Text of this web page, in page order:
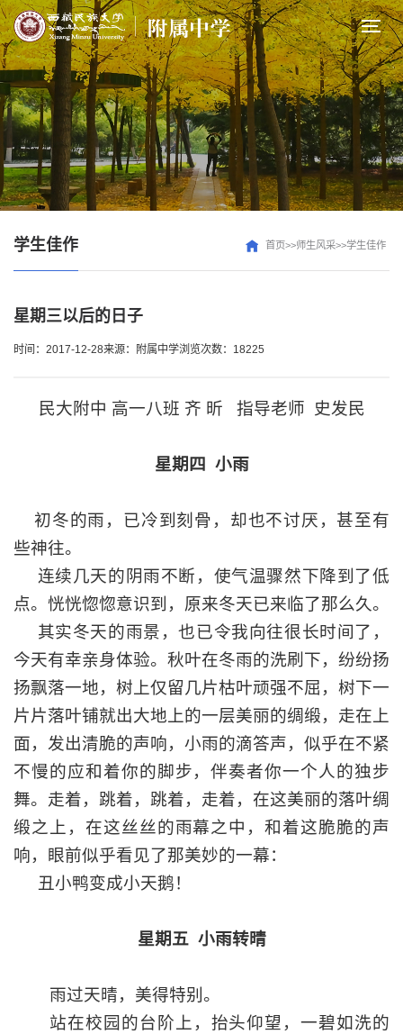
学生佳作 首页>>师生风采>>学生佳作
星期三以后的日子
时间：2017-12-28来源：附属中学浏览次数：18225
民大附中 高一八班 齐 昕 指导老师 史发民
星期四 小雨
初冬的雨，已冷到刻骨，却也不讨厌，甚至有
些神往。
连续几天的阴雨不断，使气温骤然下降到了低
点。恍恍惚惚意识到，原来冬天已来临了那么久。
其实冬天的雨景，也已令我向往很长时间了，
今天有幸亲身体验。秋叶在冬雨的洗刷下，纷纷扬
扬飘落一地，树上仅留几片枯叶顽强不屈，树下一
片片落叶铺就出大地上的一层美丽的绸缎，走在上
面，发出清脆的声响，小雨的滴答声，似乎在不紧
不慢的应和着你的脚步，伴奏者你一个人的独步
舞。走着，跳着，跳着，走着，在这美丽的落叶绸
缎之上，在这丝丝的雨幕之中，和着这脆脆的声
响，眼前似乎看见了那美妙的一幕：
丑小鸭变成小天鹅！
星期五小雨转晴
雨过天晴，美得特别。
站在校园的台阶上，抬头仰望，一碧如洗的